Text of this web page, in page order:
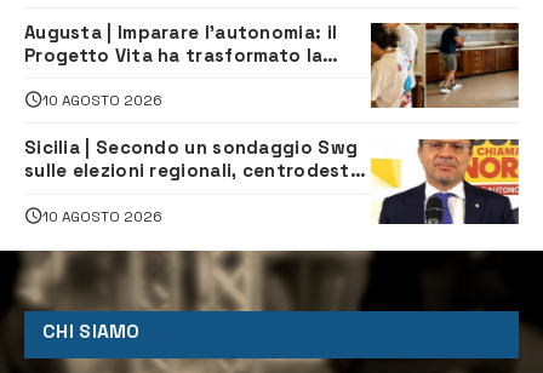
Augusta | Imparare l’autonomia: il
Progetto Vita ha trasformato la
indipendenza
10 AGOSTO 2026
Sicilia | Secondo un sondaggio Swg
sulle elezioni regionali, centrodestra
10 AGOSTO 2026
CHI SIAMO